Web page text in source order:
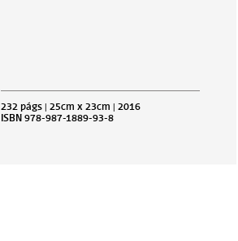
232 págs | 25cm x 23cm | 2016
ISBN 978-987-1889-93-8